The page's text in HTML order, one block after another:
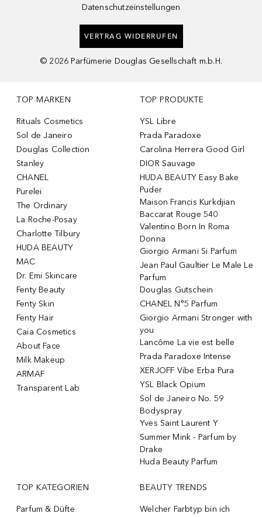
Datenschutzeinstellungen
VERTRAG WIDERRUFEN
© 2026 Parfümerie Douglas Gesellschaft m.b.H.
TOP MARKEN
Rituals Cosmetics
Sol de Janeiro
Douglas Collection
Stanley
CHANEL
Purelei
The Ordinary
La Roche-Posay
Charlotte Tilbury
HUDA BEAUTY
MAC
Dr. Emi Skincare
Fenty Beauty
Fenty Skin
Fenty Hair
Caia Cosmetics
About Face
Milk Makeup
ARMAF
Transparent Lab
TOP PRODUKTE
YSL Libre
Prada Paradoxe
Carolina Herrera Good Girl
DIOR Sauvage
HUDA BEAUTY Easy Bake
Puder
Maison Francis Kurkdjian
Baccarat Rouge 540
Valentino Born In Roma
Donna
Giorgio Armani Si Parfum
Jean Paul Gaultier Le Male Le
Parfum
Douglas Gutschein
CHANEL N°5 Parfum
Giorgio Armani Stronger with
you
Lancôme La vie est belle
Prada Paradoxe Intense
XERJOFF Vibe Erba Pura
YSL Black Opium
Sol de Janeiro No. 59
Bodyspray
Yves Saint Laurent Y
Summer Mink - Parfum by
Drake
Huda Beauty Parfum
TOP KATEGORIEN
Parfum & Düfte
BEAUTY TRENDS
Welcher Farbtyp bin ich